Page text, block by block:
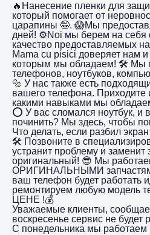
🔥Нанесение пленки для
который помогает от
царапины 🤪. 😱Мы
дней! ⚙️Noi мы берем на себя
качество предоставляемых
Mama cu pisici доверяет нам
которым мы обладаем! 🛠️ Мы
телефонов, ноутбуков,
🔩 У нас также есть
вашего телефона. Приходите
какими навыками мы
⭕️ У вас сломался ноутбук, и
починить? Мы здесь, чтобы
Что делать, если разбил
🛠️ Позвоните в
устранит проблему и заменит
оригинальный! 😎 Мы
ОРИГИНАЛЬНЫМИ
ваш телефон будет работать
ремонтируем любую модель
ЦЕНЕ !💰
Уважаемые клиенты,
воскресенье сервис не будет
С понедельника мы